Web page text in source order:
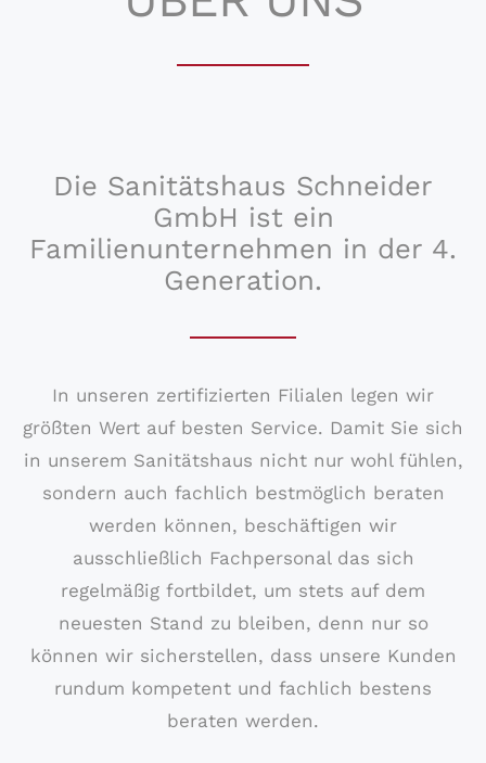
Die Sanitätshaus Schneider
GmbH ist ein
Familienunternehmen in der 4.
Generation.
In unseren zertifizierten Filialen legen wir
größten Wert auf besten Service. Damit Sie sich
in unserem Sanitätshaus nicht nur wohl fühlen,
sondern auch fachlich bestmöglich beraten
werden können, beschäftigen wir
ausschließlich Fachpersonal das sich
regelmäßig fortbildet, um stets auf dem
neuesten Stand zu bleiben, denn nur so
können wir sicherstellen, dass unsere Kunden
rundum kompetent und fachlich bestens
beraten werden.